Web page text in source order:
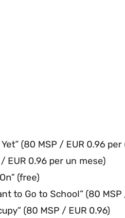
(80 MSP / EUR 0.96
EUR 0.96 per un mese)
(free)
to Go to School” (80
(80 MSP / EUR 0.96)